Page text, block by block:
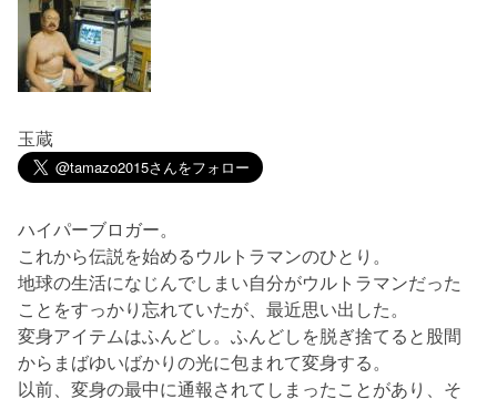
玉蔵
ハイパーブロガー。
これから伝説を始めるウルトラマンのひとり。
地球の生活になじんでしまい自分がウルトラマンだった
ことをすっかり忘れていたが、最近思い出した。
変身アイテムはふんどし。ふんどしを脱ぎ捨てると股間
からまばゆいばかりの光に包まれて変身する。
以前、変身の最中に通報されてしまったことがあり、そ